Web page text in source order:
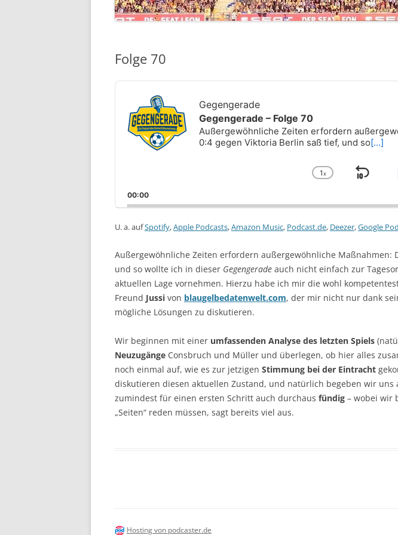
Folge 70
Audio
Gegengerade
Gegengerade – Folge 70
Außergewöhnliche Zeiten erfordern
0:4 gegen Viktoria Berlin saß tief, und so[...]
Change
Rate
1x
Skip
00:00
U. a. aufSpotify,Apple Podcasts,Amazon Music, Podcast.de, Deezer,Google
Außergewöhnliche Zeiten erfordern außergewöhnliche Maßnahmen:
und so wollte ich in dieser Gegengerade auch nicht einfach zur
aktuellen Lage vornehmen. Hierzu habe ich mir die wohl
Freund Jussi von blaugelbedatenwelt.com, der mir nicht nur dank
mögliche Lösungen zu diskutieren.
Wir beginnen mit einer umfassenden Analyse des letzten Spiels
Neuzugänge Consbruch und Müller und überlegen, ob hier alles
noch einmal auf, wie es zur jetzigen Stimmung bei der Eintracht
diskutieren diesen aktuellen Zustand, und natürlich begeben wir uns
zumindest für einen ersten Schritt auch durchaus fündig – wobei wir
„Seiten“ reden müssen, sagt bereits viel aus.
Hosting von podcaster.de